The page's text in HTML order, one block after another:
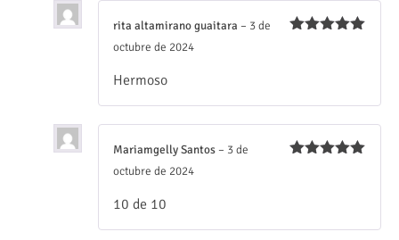
rita altamirano guaitara – 3 de
octubre de 2024
Hermoso
Mariamgelly Santos– 3 de
octubre de 2024
10 de 10